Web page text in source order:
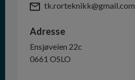
tk.rorteknikk@gmail.com
Adresse
Ensjøveien 22c
0661 OSLO